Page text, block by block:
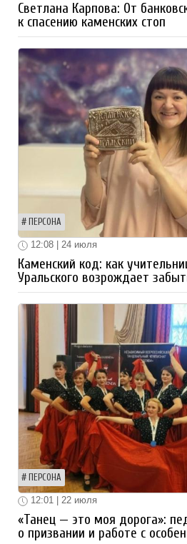
Светлана Карпова: От
к спасению каменских стоп
ПЕРСОНА
12:08 | 24 июля
Каменский код: как
Уральского возрождает
ПЕРСОНА
12:01 | 22 июля
«Танец — это моя дорога»:
о призвании и работе с